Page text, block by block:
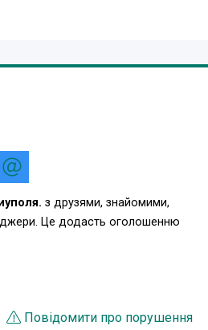
з друзями, знайомими,
Це додасть оголошенню
Повідомити про порушення